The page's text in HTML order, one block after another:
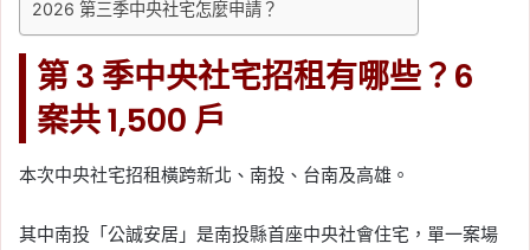
2026 第三季中央社宅怎麼申請？
第 3 季中央社宅招租有哪些？6
案共 1,500 戶
本次中央社宅招租橫跨新北、南投、台南及高雄。
其中南投「公誠安居」是南投縣首座中央社會住宅，單一案場